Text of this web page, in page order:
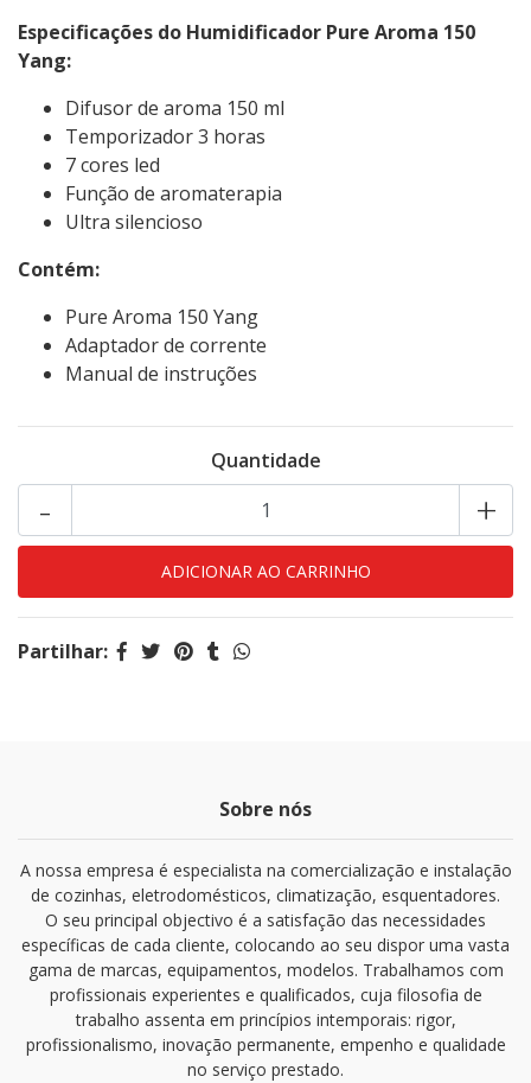
Especificações do Humidificador Pure Aroma 150
Yang:
Difusor de aroma 150 ml
Temporizador 3 horas
7 cores led
Função de aromaterapia
Ultra silencioso
Contém:
Pure Aroma 150 Yang
Adaptador de corrente
Manual de instruções
Quantidade
+
-
Partilhar:
Sobre nós
A nossa empresa é especialista na comercialização e instalação
de cozinhas, eletrodomésticos, climatização, esquentadores.
O seu principal objectivo é a satisfação das necessidades
específicas de cada cliente, colocando ao seu dispor uma vasta
gama de marcas, equipamentos, modelos. Trabalhamos com
profissionais experientes e qualificados, cuja filosofia de
trabalho assenta em princípios intemporais: rigor,
profissionalismo, inovação permanente, empenho e qualidade
no serviço prestado.